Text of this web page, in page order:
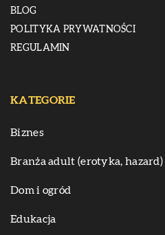
BLOG
POLITYKA PRYWATNOŚCI
REGULAMIN
KATEGORIE
Biznes
Branża adult (erotyka, hazard)
Dom i ogród
Edukacja